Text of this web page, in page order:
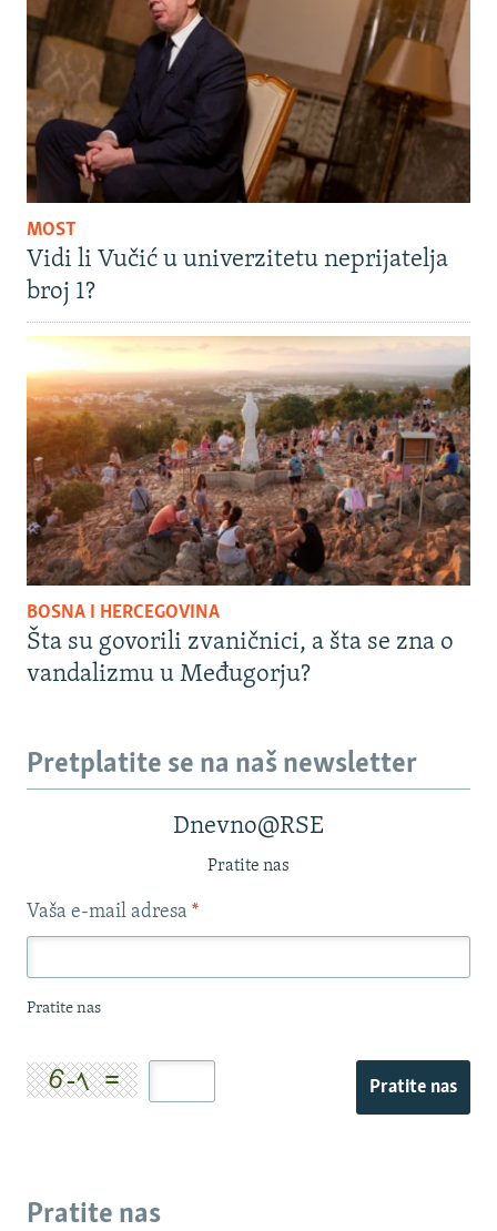
MOST
Vidi li Vučić u univerzitetu neprijatelja
broj 1?
BOSNA I HERCEGOVINA
Šta su govorili zvaničnici, a šta se zna o
vandalizmu u Međugorju?
Pretplatite se na naš newsletter
Dnevno@RSE
Pratite nas
Vaša e-mail adresa *
Pratite nas
Pratite nas
Pratite nas